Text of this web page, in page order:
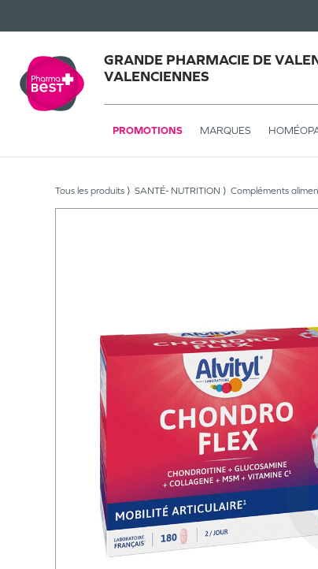
GRANDE PHARMACIE DE
VALENCIENNES
PROMOTIONS MARQUES
Tous les produits SANTÉ- NUTRITION Compléments